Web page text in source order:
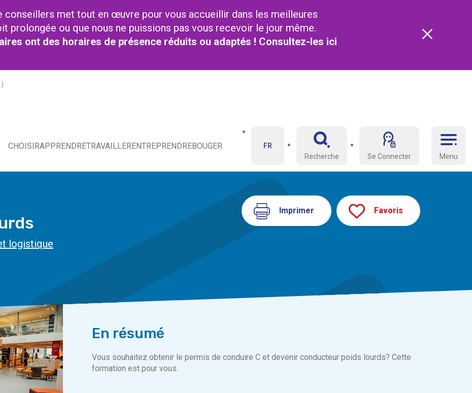
conseillers met tout en œuvre pour vous accueillir dans les meilleures
prolongée ou que nous ne puissions pas vous recevoir le jour même.
ont des horaires de présence réduits ou adaptés ! Consultez-les ici
)
CHOISIRAPPRENDRETRAVAILLERENTREPRENDREBOUGER
Menu
FR
Recherche
Se Connecter
logistique
Imprimer Favoris
En résumé
Vous souhaitez obtenir le permis de conduire C et devenir conducteur poids lourds? Cette
formation est pour vous.